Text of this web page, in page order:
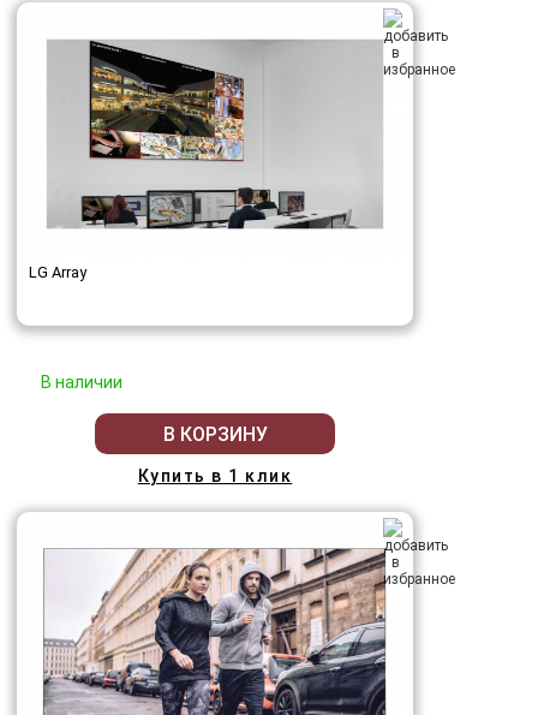
LG Array
В наличии
В КОРЗИНУ
Купить в 1 клик